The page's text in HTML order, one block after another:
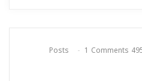
4953
1 Comments